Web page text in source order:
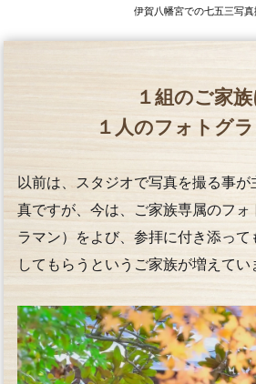
伊賀八幡宮での七五三写真
１組のご家族
１人のフォトグ
以前は、スタジオで写真を撮る事
真ですが、今は、ご家族専属のフォ
ラマン）をよび、参拝に付き添って
してもらうというご家族が増えてい